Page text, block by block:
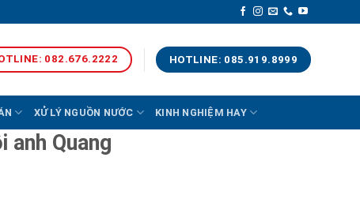
082.676.2222 HOTLINE: 085.919.8999
XỬ LÝ NGUỒN NƯỚC KINH NGHIỆM HAY
Quang